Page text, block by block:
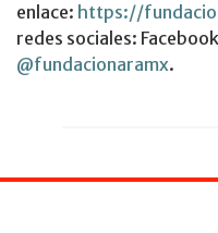
enlace: https://
redes sociales:
@fundacionaramx.